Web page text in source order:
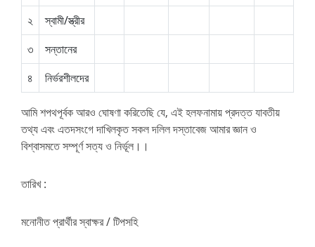
২
স্বামী/স্ত্রীর
৩
সন্তানের
৪
নির্ভরশীলদের
আমি শপথপূর্বক আরও ঘোষণা করিতেছি যে, এই হলফনামায় প্রদত্ত যাবতীয়
তথ্য এবং এতদসংগে দাখিলকৃত সকল দলিল দস্তাবেজ আমার জ্ঞান ও
বিশ্বাসমতে সম্পূর্ণ সত্য ও নির্ভূল।।
তারিখ :
মনোনীত প্রার্থীর স্বাক্ষর / টিপসহি